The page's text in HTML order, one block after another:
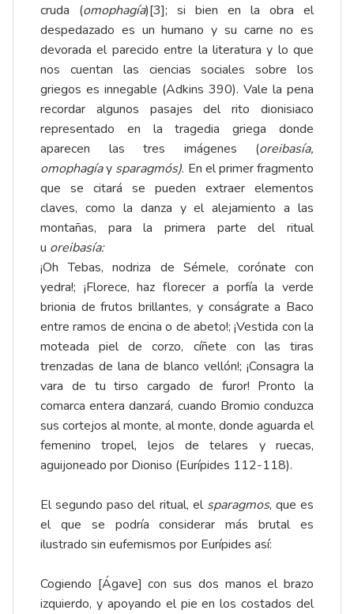
cruda (omophagía)[3]; si bien en la obra el
despedazado es un humano y su carne no es
devorada el parecido entre la literatura y lo que
nos cuentan las ciencias sociales sobre los
griegos es innegable (Adkins 390). Vale la pena
recordar algunos pasajes del rito dionisiaco
representado en la tragedia griega donde
aparecen las tres imágenes (oreibasía,
omophagíay sparagmós). En el primer fragmento
que se citará se pueden extraer elementos
claves, como la danza y el alejamiento a las
montañas, para la primera parte del ritual
u oreibasía:
¡Oh Tebas, nodriza de Sémele, corónate con
yedra!; ¡Florece, haz florecer a porfía la verde
brionia de frutos brillantes, y conságrate a Baco
entre ramos de encina o de abeto!; ¡Vestida con la
moteada piel de corzo, cíñete con las tiras
trenzadas de lana de blanco vellón!; ¡Consagra la
vara de tu tirso cargado de furor! Pronto la
comarca entera danzará, cuando Bromio conduzca
sus cortejos al monte, al monte, donde aguarda el
femenino tropel, lejos de telares y ruecas,
aguijoneado por Dioniso (Eurípides 112-118).
El segundo paso del ritual, el sparagmos, que es
el que se podría considerar más brutal es
ilustrado sin eufemismos por Eurípides así:
Cogiendo [Ágave] con sus dos manos el brazo
izquierdo, y apoyando el pie en los costados del